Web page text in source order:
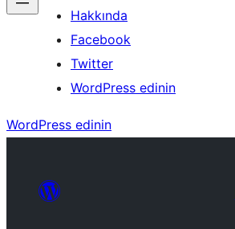
Hakkında
Facebook
Twitter
WordPress edinin
WordPress edinin